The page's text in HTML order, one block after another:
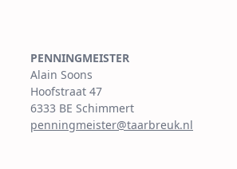
PENNINGMEISTER
Alain Soons
Hoofstraat 47
6333 BE Schimmert
penningmeister@taarbreuk.nl